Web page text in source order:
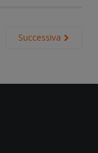
Successiva